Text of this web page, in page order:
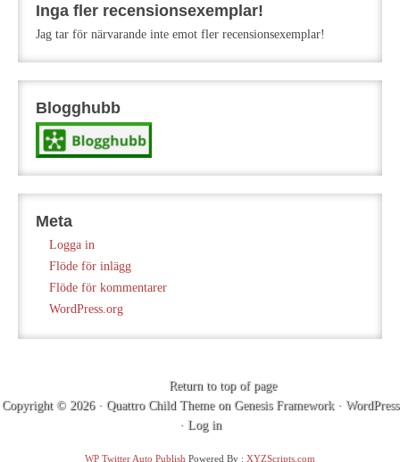
Inga fler recensionsexemplar!
Jag tar för närvarande inte emot fler recensionsexemplar!
Blogghubb
Meta
Logga in
Flöde för inlägg
Flöde för kommentarer
WordPress.org
Return to top of page
Copyright © 2026 · Quattro Child Themeon Genesis Framework· WordPress
· Log in
WP Twitter Auto Publish Powered By : XYZScripts.com